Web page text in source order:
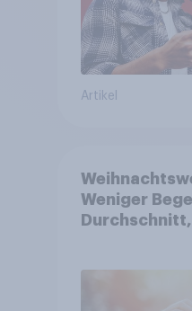
Artikel
Weniger